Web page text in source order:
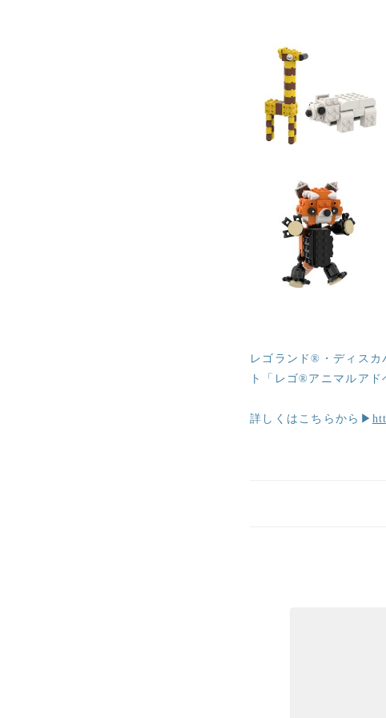
レゴランド®・ディス
ト「レゴ®アニマルアド
詳しくはこちらから▶